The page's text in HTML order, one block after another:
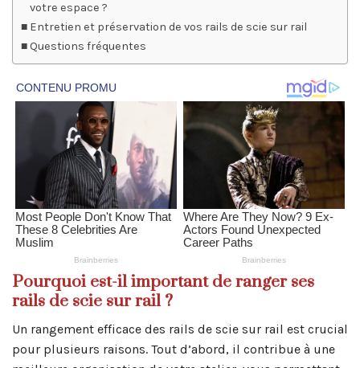
votre espace ?
Entretien et préservation de vos rails de scie sur rail
Questions fréquentes
Pourquoi est-il important de ranger ses
rails de scie sur rail ?
Un rangement efficace des rails de scie sur rail est crucial
pour plusieurs raisons. Tout d’abord, il contribue à une